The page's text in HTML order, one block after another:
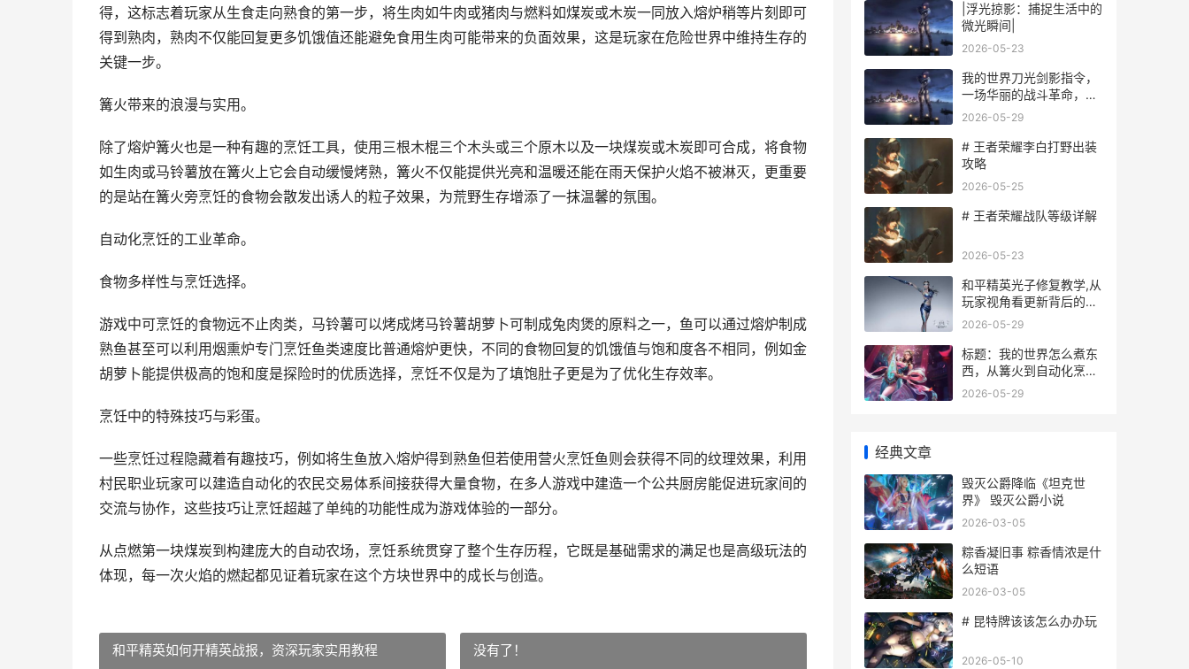
得，这标志着玩家从生食走向熟食的第一步，将生肉如牛肉或猪肉与燃料如煤炭或木炭一同放入熔炉稍等片刻即可
得到熟肉，熟肉不仅能回复更多饥饿值还能避免食用生肉可能带来的负面效果，这是玩家在危险世界中维持生存的
关键一步。
篝火带来的浪漫与实用。
除了熔炉篝火也是一种有趣的烹饪工具，使用三根木棍三个木头或三个原木以及一块煤炭或木炭即可合成，将食物
如生肉或马铃薯放在篝火上它会自动缓慢烤熟，篝火不仅能提供光亮和温暖还能在雨天保护火焰不被淋灭，更重要
的是站在篝火旁烹饪的食物会散发出诱人的粒子效果，为荒野生存增添了一抹温馨的氛围。
自动化烹饪的工业革命。
食物多样性与烹饪选择。
游戏中可烹饪的食物远不止肉类，马铃薯可以烤成烤马铃薯胡萝卜可制成兔肉煲的原料之一，鱼可以通过熔炉制成
熟鱼甚至可以利用烟熏炉专门烹饪鱼类速度比普通熔炉更快，不同的食物回复的饥饿值与饱和度各不相同，例如金
胡萝卜能提供极高的饱和度是探险时的优质选择，烹饪不仅是为了填饱肚子更是为了优化生存效率。
烹饪中的特殊技巧与彩蛋。
一些烹饪过程隐藏着有趣技巧，例如将生鱼放入熔炉得到熟鱼但若使用营火烹饪鱼则会获得不同的纹理效果，利用
村民职业玩家可以建造自动化的农民交易体系间接获得大量食物，在多人游戏中建造一个公共厨房能促进玩家间的
交流与协作，这些技巧让烹饪超越了单纯的功能性成为游戏体验的一部分。
从点燃第一块煤炭到构建庞大的自动农场，烹饪系统贯穿了整个生存历程，它既是基础需求的满足也是高级玩法的
体现，每一次火焰的燃起都见证着玩家在这个方块世界中的成长与创造。
和平精英如何开精英战报，资深玩家实用教程 没有了！
|浮光掠影：捕捉生活中的
微光瞬间|
2026-05-23
我的世界刀光剑影指令，
一场华丽的战斗革命，副
标题，赋予方块世界锋芒
2026-05-29
# 王者荣耀李白打野出装
攻略
2026-05-25
# 王者荣耀战队等级详解
2026-05-23
和平精英光子修复教学,从
玩家视角看更新背后的真
相
2026-05-29
标题：我的世界怎么煮东
西，从篝火到自动化烹饪
指南
2026-05-29
经典文章
毁灭公爵降临《坦克世
界》 毁灭公爵小说
2026-03-05
粽香凝旧事 粽香情浓是什
么短语
2026-03-05
# 昆特牌该该怎么办办玩
2026-05-10